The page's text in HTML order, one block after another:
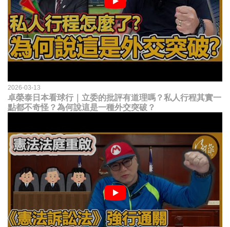
2026-03-13
卓榮泰日本看球行｜立委的批評有道理嗎？私人行程其實一
點都不奇怪？為何說這是一種外交突破？